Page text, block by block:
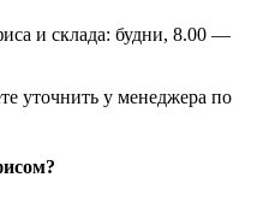
и склада: будни, 8.00 —
уточнить у менеджера по